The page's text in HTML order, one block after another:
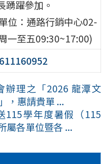
踴躍參加。
位：通路行銷中心02-
一至五09:30~17:00)
辦理之「2026 龍潭文
，惠請貴單 ...
115學年度暑假（115
屬各單位暨各 ...